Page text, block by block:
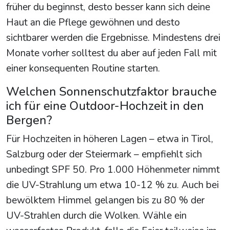
früher du beginnst, desto besser kann sich deine
Haut an die Pflege gewöhnen und desto
sichtbarer werden die Ergebnisse. Mindestens drei
Monate vorher solltest du aber auf jeden Fall mit
einer konsequenten Routine starten.
Welchen Sonnenschutzfaktor brauche
ich für eine Outdoor-Hochzeit in den
Bergen?
Für Hochzeiten in höheren Lagen – etwa in Tirol,
Salzburg oder der Steiermark – empfiehlt sich
unbedingt SPF 50. Pro 1.000 Höhenmeter nimmt
die UV-Strahlung um etwa 10-12 % zu. Auch bei
bewölktem Himmel gelangen bis zu 80 % der
UV-Strahlen durch die Wolken. Wähle ein